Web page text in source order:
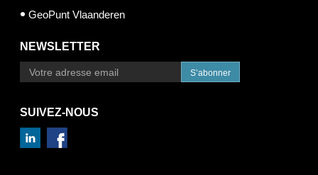
GeoPunt Vlaanderen
NEWSLETTER
S’abonner
SUIVEZ-NOUS